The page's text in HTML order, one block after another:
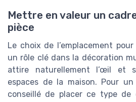
Mettre en valeur un
pièce
Le choix de l’emplacement
un rôle clé dans la décoration
attire naturellement l’œil et
espaces de la maison. Pour
conseillé de placer ce type de